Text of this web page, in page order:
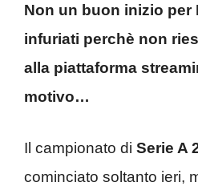
Non un buon inizio per
infuriati perchè non
alla piattaforma
motivo…
Il campionato di Serie A
cominciato soltanto ieri,